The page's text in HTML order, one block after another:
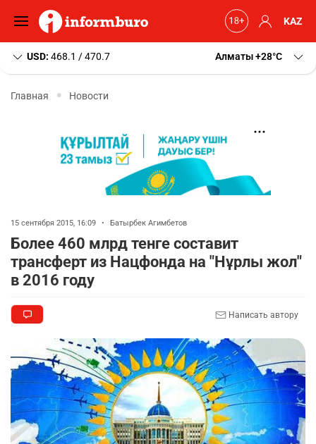
KAZ
USD: 468.1 / 470.7 Алматы+28 C
Главная Новости
15 сентября 2015, 16:09 • Батырбек Агимбетов
Более 460 млрд тенге составит
трансферт из Нацфонда на "Нұрлы жол"
в 2016 году
Написать автору